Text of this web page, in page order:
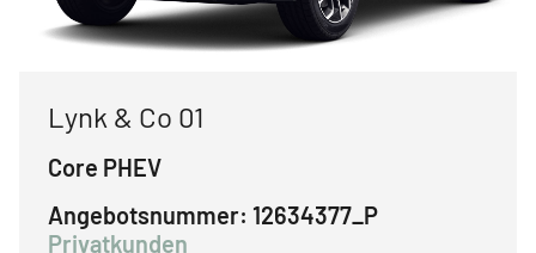
Lynk & Co 01
Core PHEV
Angebotsnummer: 12634377_P
Privatkunden